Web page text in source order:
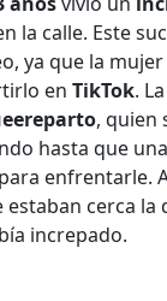
la calle. Este
ya que la
en TikTok.
, quien
hasta que
enfrentarle.
cerca la
increpado.